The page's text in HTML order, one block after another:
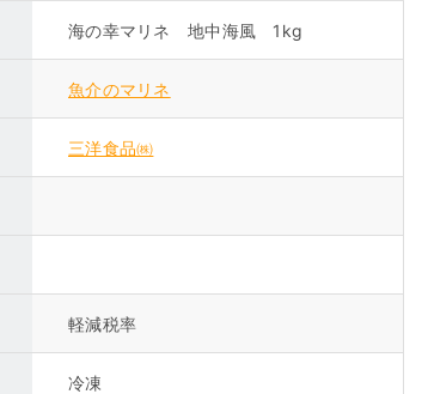
海の幸マリネ 地中海風 1kg
魚介のマリネ
三洋食品㈱
軽減税率
冷凍